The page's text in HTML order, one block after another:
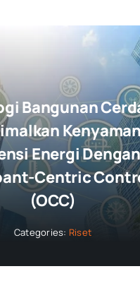
Bangunan
Energi Dengan
Centric
(OCC)
Categories: Riset